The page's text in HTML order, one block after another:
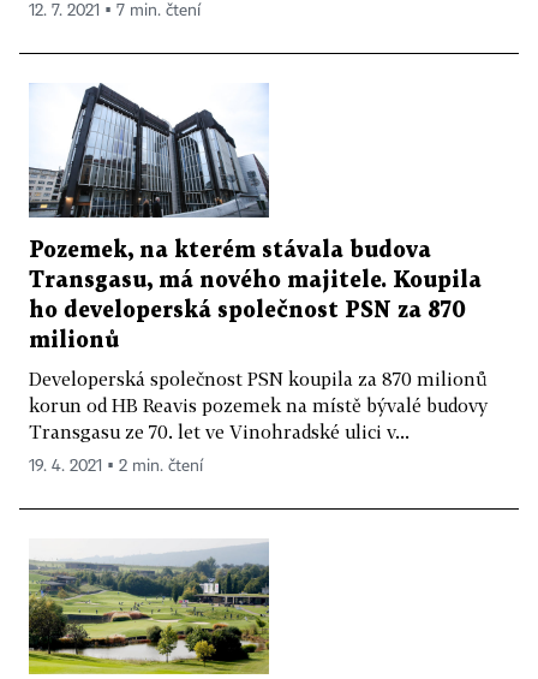
12. 7. 2021 ▪ 7 min. čtení
Pozemek, na kterém stávala budova
Transgasu, má nového majitele. Koupila
ho developerská společnost PSN za 870
milionů
Developerská společnost PSN koupila za 870 milionů
korun od HB Reavis pozemek na místě bývalé budovy
Transgasu ze 70. let ve Vinohradské ulici v...
19. 4. 2021 ▪ 2 min. čtení